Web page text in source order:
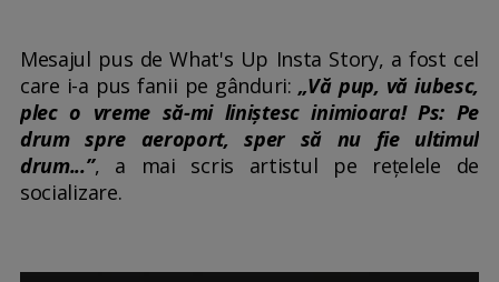
Mesajul pus de What's Up Insta Story, a fost cel
care i-a pus fanii pe gânduri: „Vă pup, vă iubesc,
plec o vreme să-mi liniștesc inimioara! Ps: Pe
drum spre aeroport, sper să nu fie ultimul
drum...”, a mai scris artistul pe rețelele de
socializare.